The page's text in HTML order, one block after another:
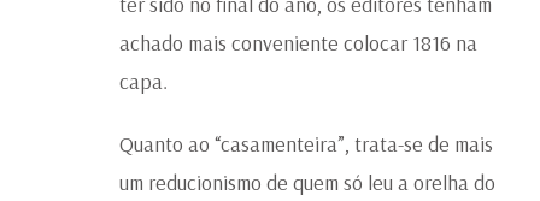
achado mais conveniente colocar 1816 na
capa.
Quanto ao “casamenteira”, trata-se de mais
um reducionismo de quem só leu a orelha do